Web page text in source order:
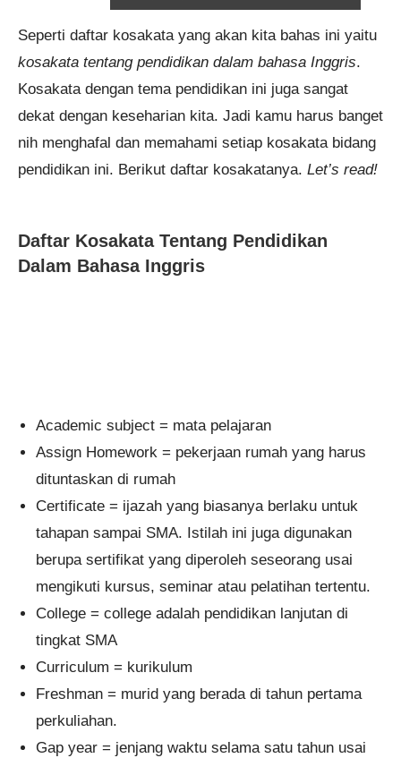
Seperti daftar kosakata yang akan kita bahas ini yaitu
kosakata tentang pendidikan dalam bahasa Inggris.
Kosakata dengan tema pendidikan ini juga sangat
dekat dengan keseharian kita. Jadi kamu harus banget
nih menghafal dan memahami setiap kosakata bidang
pendidikan ini. Berikut daftar kosakatanya. Let’s read!
Daftar Kosakata Tentang Pendidikan
Dalam Bahasa Inggris
Academic subject = mata pelajaran
Assign Homework = pekerjaan rumah yang harus
dituntaskan di rumah
Certificate = ijazah yang biasanya berlaku untuk
tahapan sampai SMA. Istilah ini juga digunakan
berupa sertifikat yang diperoleh seseorang usai
mengikuti kursus, seminar atau pelatihan tertentu.
College = college adalah pendidikan lanjutan di
tingkat SMA
Curriculum = kurikulum
Freshman = murid yang berada di tahun pertama
perkuliahan.
Gap year = jenjang waktu selama satu tahun usai